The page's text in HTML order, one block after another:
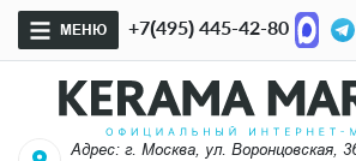
МЕНЮ +7(495) 445-42-80
Адрес: г. Москва, ул. Воронцовская,